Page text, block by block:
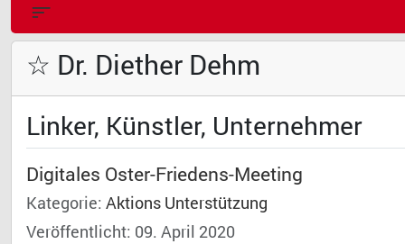
☆ Dr. Diether Dehm
Linker, Künstler, Unternehmer
Digitales Oster-Friedens-Meeting
Kategorie: Aktions Unterstützung
Veröffentlicht: 09. April 2020